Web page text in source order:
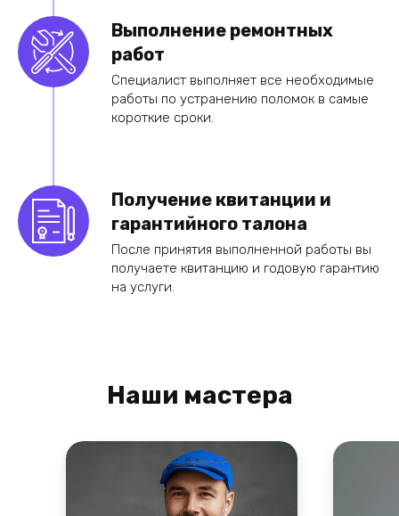
Выполнение ремонтных
работ
Специалист выполняет все необходимые
работы по устранению поломок в самые
короткие сроки.
Получение квитанции и
гарантийного талона
После принятия выполненной работы вы
получаете квитанцию и годовую гарантию
на услуги.
Наши мастера